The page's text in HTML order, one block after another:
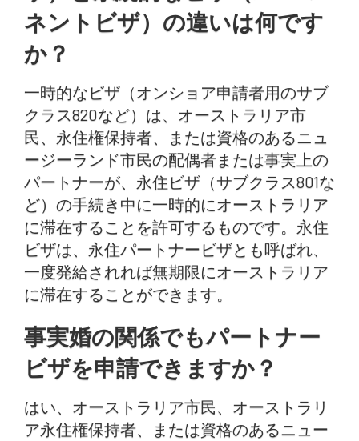
ネントビザ）の違いは何です
か？
一時的なビザ（オンショア申請者用のサブ
クラス820など）は、オーストラリア市
民、永住権保持者、または資格のあるニュ
ージーランド市民の配偶者または事実上の
パートナーが、永住ビザ（サブクラス801な
ど）の手続き中に一時的にオーストラリア
に滞在することを許可するものです。永住
ビザは、永住パートナービザとも呼ばれ、
一度発給されれば無期限にオーストラリア
に滞在することができます。
事実婚の関係でもパートナー
ビザを申請できますか？
はい、オーストラリア市民、オーストラリ
ア永住権保持者、または資格のあるニュー